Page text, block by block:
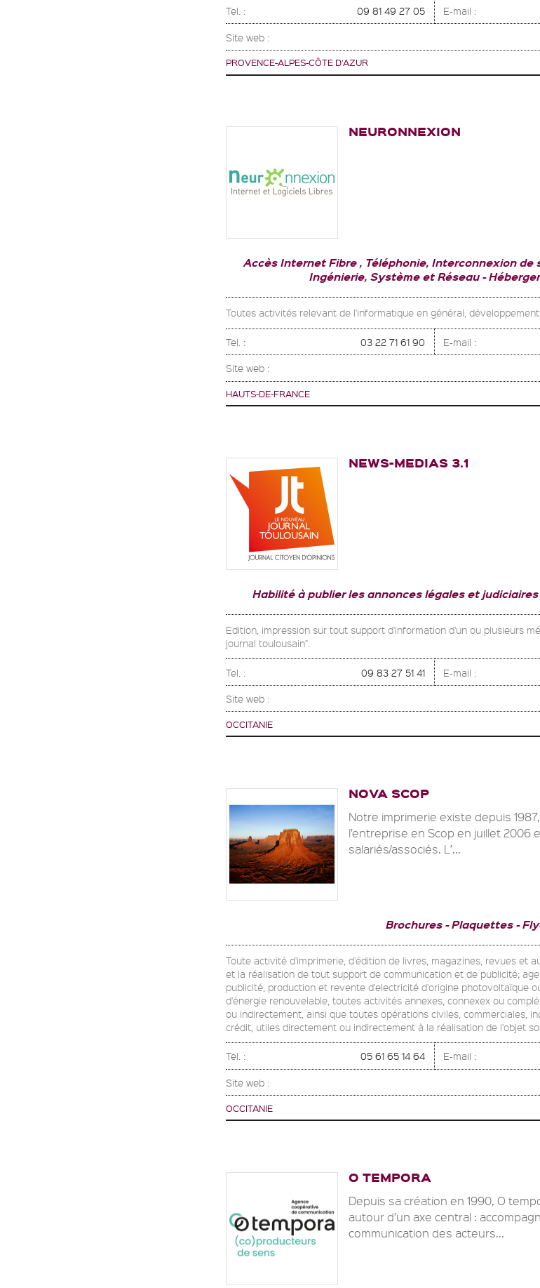
Tel. : 09 81 49 27 05 E-mail :
Site web :
PROVENCE-ALPES-CÔTE D'AZUR
NEURONNEXION
Accès Internet Fibre , Téléphonie, Interconnexion
Ingénierie, Système et Réseau
Toutes activités relevant de l'informatique en général,
Tel. : 03 22 71 61 90 E-mail :
Site web :
HAUTS-DE-FRANCE
NEWS-MEDIAS 3.1
Habilité à publier les annonces légales et judiciaires
Edition, impression sur tout support d'information d'un ou plusieurs
journal toulousain".
Tel. : 09 83 27 51 41 E-mail :
Site web :
OCCITANIE
NOVA SCOP
Notre imprimerie existe depuis
l’entreprise en Scop en juillet 2006
salariés/associés. L’...
Brochures Plaquettes
Toute activité d'imprimerie, d'édition de livres, magazines, revues et
et la réalisation de tout support de communication et de publicité;
publicité, production et revente d'electricité d'origine photovoltaïque
d'énergie renouvelable, toutes activités annexes, connexex ou
ou indirectement, ainsi que toutes opérations civiles, commerciales,
crédit, utiles directement ou indirectement à la réalisation de l'objet
Tel. : 05 61 65 14 64 E-mail :
Site web :
OCCITANIE
O TEMPORA
Depuis sa création en 1990, O
autour d’un axe central :
communication des acteurs...